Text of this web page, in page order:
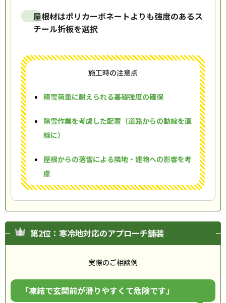
屋根材はポリカーボネートよりも強度のあるス
チール折板を選択
施工時の注意点
積雪荷重に耐えられる基礎強度の確保
除雪作業を考慮した配置（道路からの動線を直
線に）
屋根からの落雪による隣地・建物への影響を考
慮
第2位：寒冷地対応のアプローチ舗装
実際のご相談例
「凍結で玄関前が滑りやすくて危険です」